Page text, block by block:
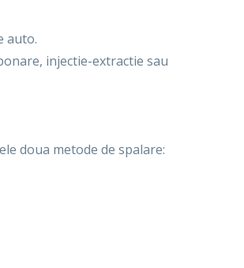
auto.
injectie-extractie sau
doua metode de spalare: